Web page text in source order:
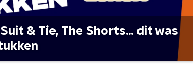
& Tie, The Shorts... dit was